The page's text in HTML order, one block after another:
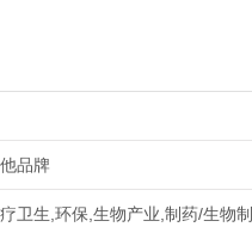
品牌
卫生,环保,生物产业,制药/生物